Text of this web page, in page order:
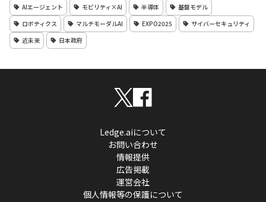
AIエージェント モビリティ×AI 半導体
基盤モデル
ロボティクス
マルチモーダルAI EXPO2025
サイバーセキュリティ
近未来
日本政府
Ledge.aiについて
お問い合わせ
情報提供
広告掲載
運営会社
個人情報等の保護について